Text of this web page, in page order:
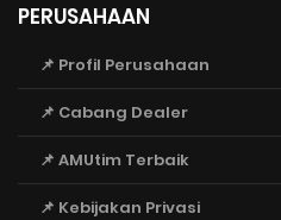
PERUSAHAAN
📌 Profil Perusahaan
📌 Cabang Dealer
📌 AMUtim Terbaik
📌 Kebijakan Privasi